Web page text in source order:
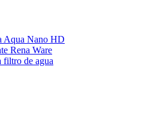
Aqua Nano HD
Rena Ware
filtro de agua